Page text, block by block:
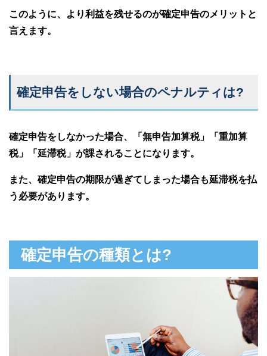
このように、より利益を残せるのが確定申告のメリットと
言えます。
確定申告をしない場合のペナルティは?
確定申告をしなかった場合、「無申告加算税」「重加算
税」「延滞税」が課されることになります。
また、確定申告の期限が過ぎてしまった場合も延滞税を払
う必要があります。
確定申告の種類とは?